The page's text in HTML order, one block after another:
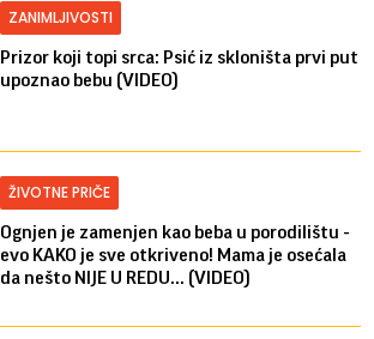
ZANIMLJIVOSTI
Prizor koji topi srca: Psić iz skloništa prvi put
upoznao bebu (VIDEO)
ŽIVOTNE PRIČE
Ognjen je zamenjen kao beba u porodilištu -
evo KAKO je sve otkriveno! Mama je osećala
da nešto NIJE U REDU... (VIDEO)